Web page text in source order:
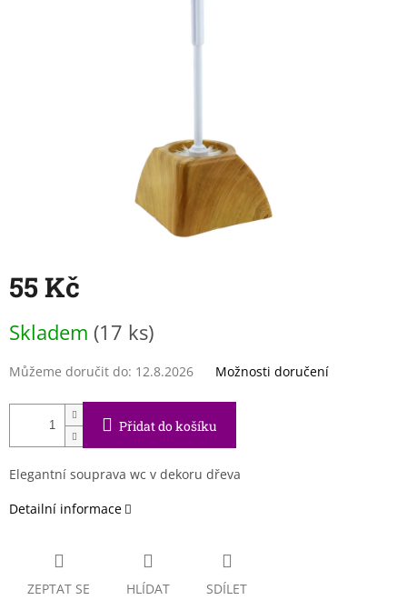
55 Kč
cena:
Skladem (17 ks)
Můžeme doručit do: 12.8.2026 Možnosti doručení
Přidat do košíku
Elegantní souprava wc v dekoru dřeva
Detailní informace
ZEPTAT SE HLÍDAT SDÍLET